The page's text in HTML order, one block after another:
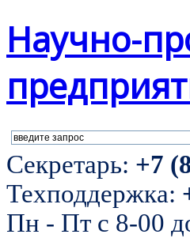
Научно-
Секретарь: +7
Техподдержка:
Пн - Пт с 8-00